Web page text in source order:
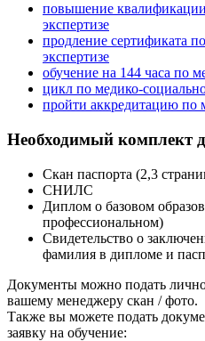
повышение
экспертизе
продление сертификата
экспертизе
обучение на 144 часа по
цикл по медико-
пройти аккредитацию по
Необходимый комплект
Скан паспорта (2,3
СНИЛС
Диплом о базовом
профессиональном)
Свидетельство о
фамилия в дипломе и
Документы можно подать
вашему менеджеру скан / фото.
Также вы можете подать
заявку на обучение: